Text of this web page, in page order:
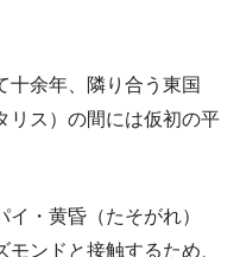
十余年、隣り合う東国
リス）の間には仮初の平
・黄昏（たそがれ）
ンドと接触するため、